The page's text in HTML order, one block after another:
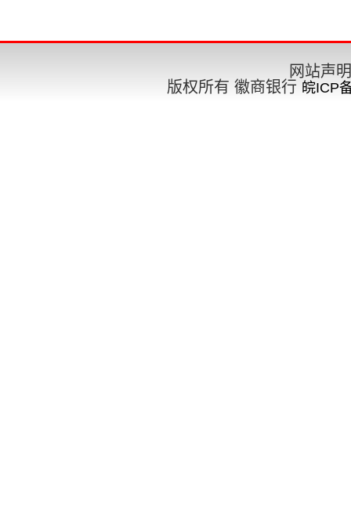
网站声明
版权所有 徽商银行 皖ICP